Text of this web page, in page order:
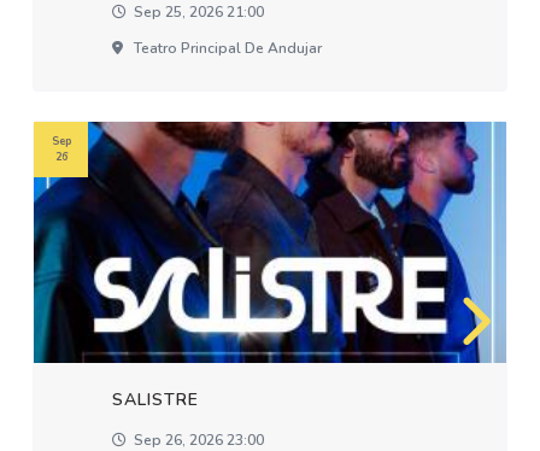
Sep 25, 2026 21:00
Teatro Principal De Andujar
SALISTRE
Sep 26, 2026 23:00
Sep
26